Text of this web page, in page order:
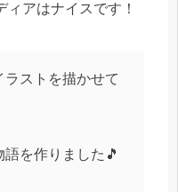
アはナイスです！
ストを描かせて
を作りました🎵